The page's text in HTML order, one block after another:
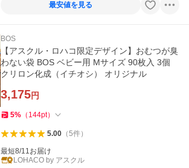
最安値を見る
BOS
【アスクル・ロハコ限定デザイン】おむつが臭
わない袋 BOS ベビー用 Mサイズ 90枚入 3個
クリロン化成（イチオシ） オリジナル
3,175円
5% （ 144pt）
5.00（5件）
最短8/11お届け
LOHACO by アスクル